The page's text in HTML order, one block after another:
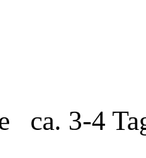
ca. 3-4